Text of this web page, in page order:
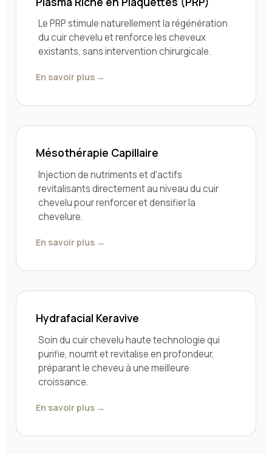
Le PRP stimule naturellement la régénération
du cuir chevelu et renforce les cheveux
existants, sans intervention chirurgicale.
En savoir plus →
Mésothérapie Capillaire
Injection de nutriments et d'actifs
revitalisants directement au niveau du cuir
chevelu pour renforcer et densifier la
chevelure.
En savoir plus →
Hydrafacial Keravive
Soin du cuir chevelu haute technologie qui
purifie, nourrit et revitalise en profondeur,
préparant le cheveu à une meilleure
croissance.
En savoir plus →